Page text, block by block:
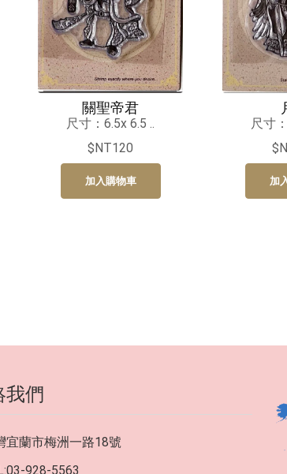
關聖帝君
尺寸：6.5x 6.5 ..
$NT120
加入購物車
尺寸
加
我們
宜蘭市梅洲一路18號
928-5563